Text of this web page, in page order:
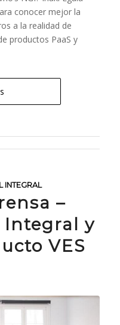
conocer mejor la
a la realidad de
productos PaaS y
INTEGRAL
–
Integral y
VES